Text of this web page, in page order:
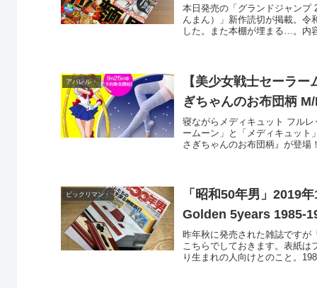
本日発売の「グランドジャンプ
んまん）」新作読切が掲載。令
した。また本棚が埋まる…。内
アパレル・
【美少女戦士セーラ
ぎちゃんのお布団柄
寝ながらメディキュット フル
ームーン」と「メディキュット
さぎちゃんのお布団柄』が登場
ビックリマン・
「昭和50年男」2019
Golden 5years 1985-
昨年秋に発売された雑誌ですが
こちらでしておきます。表紙は
り生まれの人向けとのこと。